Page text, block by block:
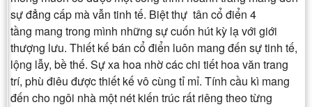
sự đẳng cấp mà vẫn tinh tế. Biệt thự tân cổ điển 4
tầng mang trong mình những sự cuốn hút kỳ lạ với giới
thượng lưu. Thiết kế bán cổ điển luôn mang đến sự tinh tế,
lộng lẫy, bề thế. Sự xa hoa nhờ các chi tiết hoa văn trang
trí, phù điêu được thiết kế vô cùng tỉ mỉ. Tính cầu kì mang
đến cho ngôi nhà một nét kiến trúc rất riêng theo từng